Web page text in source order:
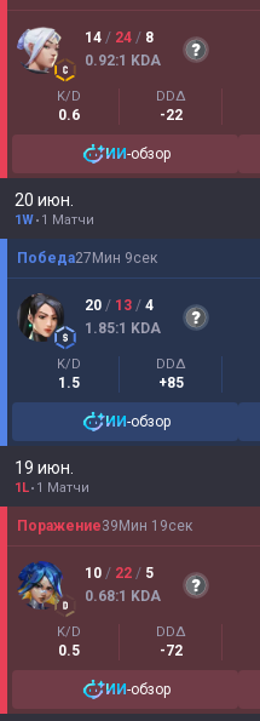
14 / 24 / 8
0.92:1 KDA
K/D
0.6
DDΔ
-22
ИИ-обзор
20 июн.
1W 1 Матчи
Победа27Мин 9сек
20 / 13 / 4
1.85:1 KDA
K/D
1.5
DDΔ
+85
ИИ-обзор
19 июн.
1L 1 Матчи
Поражение39Мин 19сек
10 / 22 / 5
0.68:1 KDA
K/D
0.5
DDΔ
-72
ИИ-обзор